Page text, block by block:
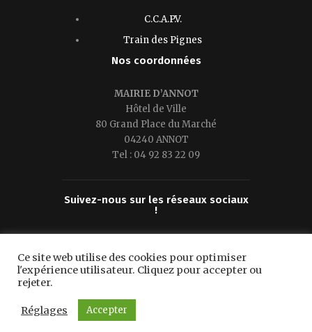
C.C.A.P.V.
Train des Pignes
Nos coordonnées
MAIRIE D’ANNOT
Hôtel de Ville
80 Grand Place du Marché
04240 ANNOT
Tel : 04 92 83 22 09
Suivez-nous sur les réseaux sociaux
!
Facebook
Mairie d’Annot © 2026. Tous droits
Ce site web utilise des cookies pour optimiser
l'expérience utilisateur. Cliquez pour accepter ou
rejeter.
Réglages Accepter